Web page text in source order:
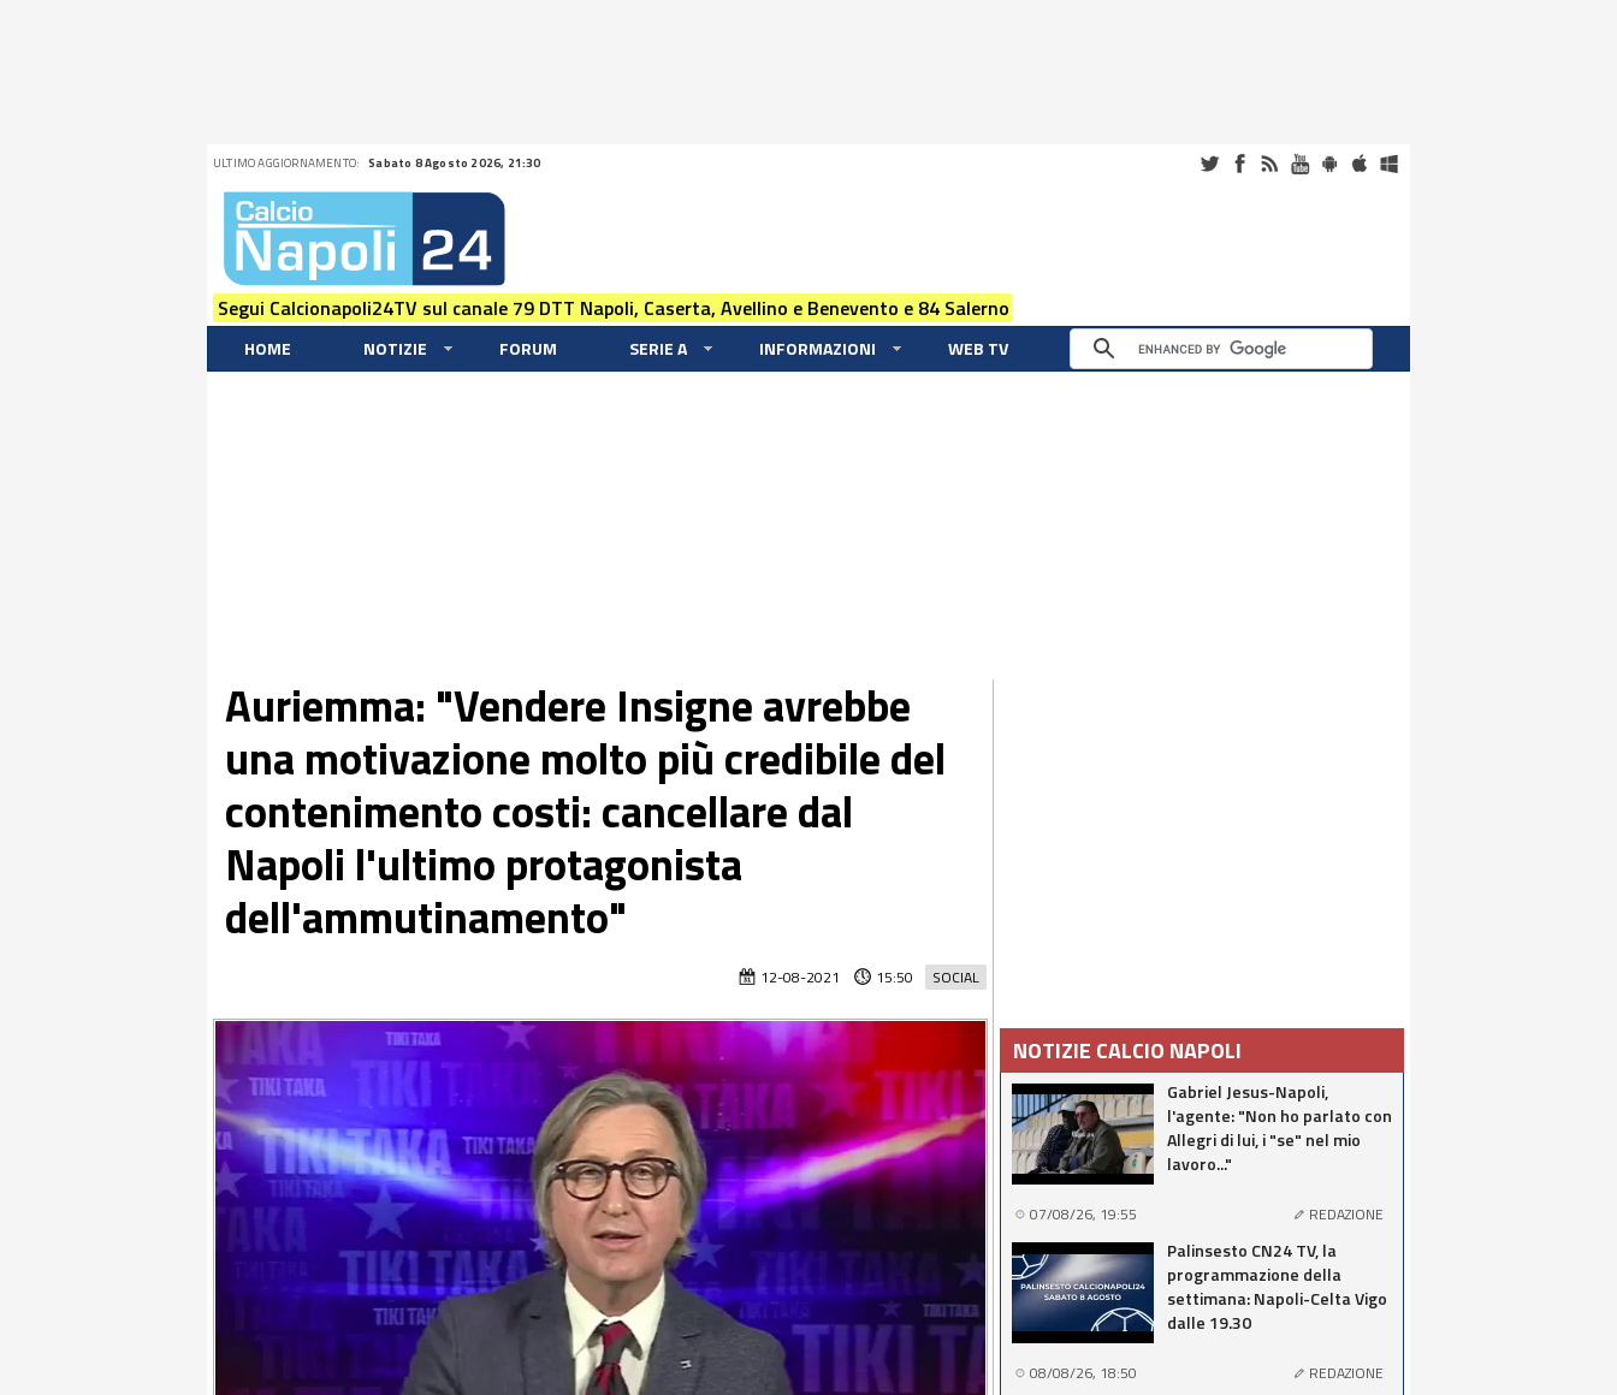
ULTIMO AGGIORNAMENTO: Sabato 8 Agosto 2026, 21:30
Segui Calcionapoli24TV sul canale 79 DTT Napoli, Caserta, Avellino e Benevento e 84 Salerno
HOME NOTIZIE FORUM SERIE A INFORMAZIONI WEB TV
Auriemma: "Vendere Insigne avrebbe
una motivazione molto più credibile del
contenimento costi: cancellare dal
Napoli l'ultimo protagonista
dell'ammutinamento"
SOCIAL
12-08-2021 15:50
NOTIZIE CALCIO NAPOLI
Gabriel Jesus-Napoli,
l'agente: "Non ho parlato con
Allegri di lui, i "se" nel mio
lavoro..."
07/08/26, 19:55 REDAZIONE
Palinsesto CN24 TV, la
programmazione della
settimana: Napoli-Celta Vigo
dalle 19.30
08/08/26, 18:50 REDAZIONE